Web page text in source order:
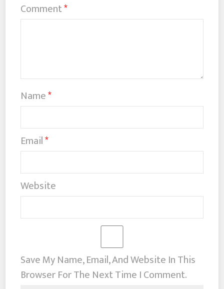
Comment*
Name*
Email*
Website
Save My Name, Email, And Website In This
Browser For The Next Time I Comment.